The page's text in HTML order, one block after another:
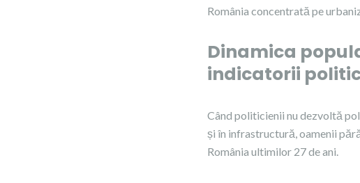
România concentrată pe
Dinamica
indicatorii
Când politicienii nu dezvoltă
și în infrastructură, oamenii
România ultimilor 27 de ani.